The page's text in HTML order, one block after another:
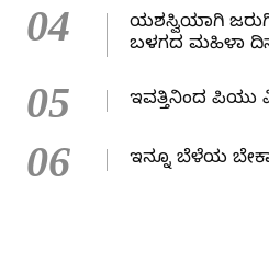
04
ಯಶಸ್ವಿಯಾಗಿ
ಬಳಗದ ಮಹಿಳಾ
05 ಇವತ್ತಿನಿಂದ ಪಿಯು
06 ಇನ್ನೂ ಬೆಳೆಯ